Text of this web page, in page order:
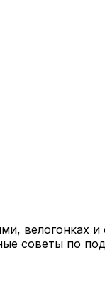
велогонках и
советы по